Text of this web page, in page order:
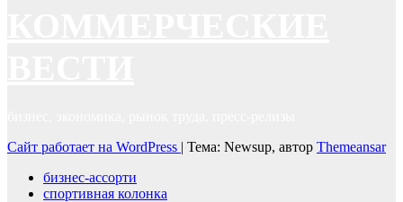
Сайт работает на WordPress | Тема: Newsup, автор Themeansar
бизнес-ассорти
спортивная колонка